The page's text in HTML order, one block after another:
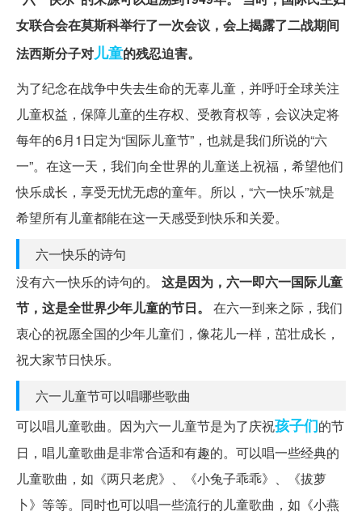
女联合会在莫斯科举行了一次会议，会上揭露了二战期间
法西斯分子对儿童的残忍迫害。
为了纪念在战争中失去生命的无辜儿童，并呼吁全球关注
儿童权益，保障儿童的生存权、受教育权等，会议决定将
每年的6月1日定为“国际儿童节”，也就是我们所说的“六
一”。在这一天，我们向全世界的儿童送上祝福，希望他们
快乐成长，享受无忧无虑的童年。所以，“六一快乐”就是
希望所有儿童都能在这一天感受到快乐和关爱。
六一快乐的诗句
没有六一快乐的诗句的。 这是因为，六一即六一国际儿童
节，这是全世界少年儿童的节日。
在六一到来之际，我们
衷心的祝愿全国的少年儿童们，像花儿一样，茁壮成长，
祝大家节日快乐。
六一儿童节可以唱哪些歌曲
可以唱儿童歌曲。因为六一儿童节是为了庆祝孩子们的节
日，唱儿童歌曲是非常合适和有趣的。可以唱一些经典的
儿童歌曲，如《两只老虎》、《小兔子乖乖》、《拔萝
卜》等等。同时也可以唱一些流行的儿童歌曲，如《小燕